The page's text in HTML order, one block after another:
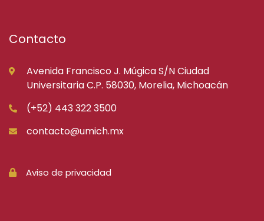
Contacto
Avenida Francisco J. Múgica S/N Ciudad
Universitaria C.P. 58030, Morelia, Michoacán
(+52) 443 322 3500
contacto@umich.mx
Aviso de privacidad